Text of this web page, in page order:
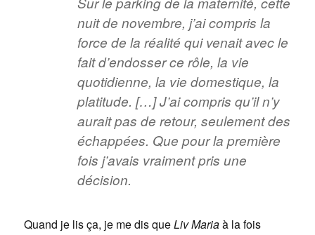
nuit de novembre, j’ai compris la
force de la réalité qui venait avec le
fait d’endosser ce rôle, la vie
quotidienne, la vie domestique, la
platitude. […] J’ai compris qu’il n’y
aurait pas de retour, seulement des
échappées. Que pour la première
fois j’avais vraiment pris une
décision.
Quand je lis ça, je me dis queLiv Mariaà la fois